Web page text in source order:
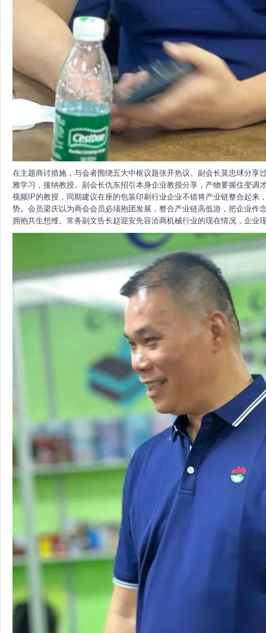
在主题商讨措施，与会者围绕五大中枢议题张开热议。副会长莫忠球分享
雅学习，接纳教授。副会长仇东招引本身企业教授分享，产物要握住变调
视频IP的教授，同期建议在座的包装印刷行业企业不错将产业链整合起来
势。会员梁庆以为商会会员必须抱团发展，整合产业链高低游，把企业作
拥抱共生想维。常务副文告长赵迎安先容洽商机械行业的现在情况，企业